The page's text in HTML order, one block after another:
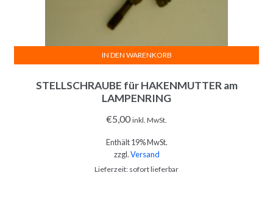
STELLSCHRAUBE für HAKENMUTTER am
LAMPENRING
€5,00 inkl. MwSt.
Enthält 19% MwSt.
zzgl.Versand
Lieferzeit: sofort lieferbar
IN DEN WARENKORB